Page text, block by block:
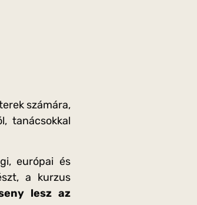
számára,
tanácsokkal
európai és
a kurzus
lesz az